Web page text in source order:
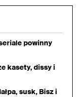
powinny
kasety, dissy i
susk, Bisz i